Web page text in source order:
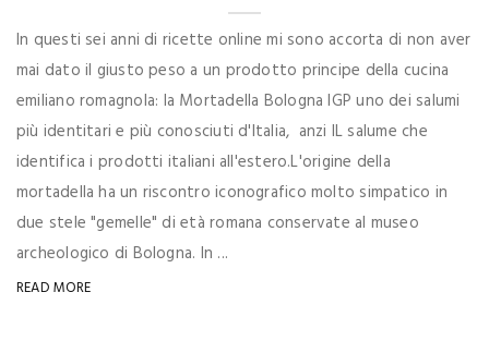
In questi sei anni di ricette online mi sono accorta di non aver
mai dato il giusto peso a un prodotto principe della cucina
emiliano romagnola: la Mortadella Bologna IGP uno dei salumi
più identitari e più conosciuti d'Italia, anzi IL salume che
identifica i prodotti italiani all'estero.L'origine della
mortadella ha un riscontro iconografico molto simpatico in
due stele "gemelle" di età romana conservate al museo
archeologico di Bologna. In ...
READ MORE